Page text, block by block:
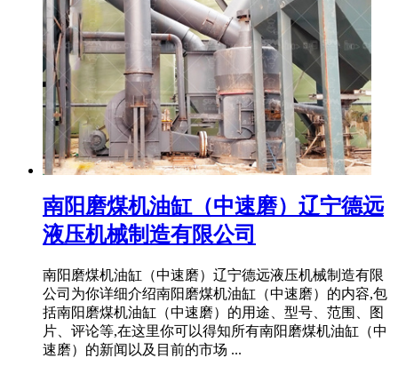
南阳磨煤机油缸（中速磨）辽宁德远
液压机械制造有限公司
南阳磨煤机油缸（中速磨）辽宁德远液压机械制造有限
公司为你详细介绍南阳磨煤机油缸（中速磨）的内容,包
括南阳磨煤机油缸（中速磨）的用途、型号、范围、图
片、评论等,在这里你可以得知所有南阳磨煤机油缸（中
速磨）的新闻以及目前的市场 ...